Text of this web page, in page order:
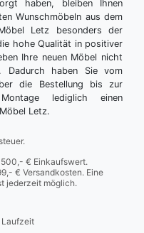
haben, bleiben Ihnen
Wunschmöbeln aus dem
Letz besonders der
hohe Qualität in positiver
Ihre neuen Möbel nicht
Dadurch haben Sie vom
die Bestellung bis zur
lediglich einen
Letz.
€ Einkaufswert.
€ Versandkosten. Eine
jederzeit möglich.
Laufzeit